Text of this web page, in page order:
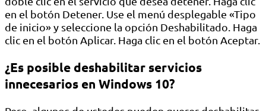
en el botón Detener. Use el menú desplegable «Tipo
de inicio» y seleccione la opción Deshabilitado. Haga
clic en el botón Aplicar. Haga clic en el botón Aceptar.
¿Es posible deshabilitar servicios
innecesarios en Windows 10?